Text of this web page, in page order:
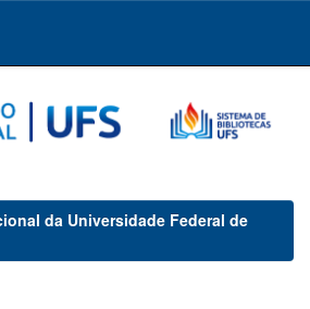
da Universidade Federal de